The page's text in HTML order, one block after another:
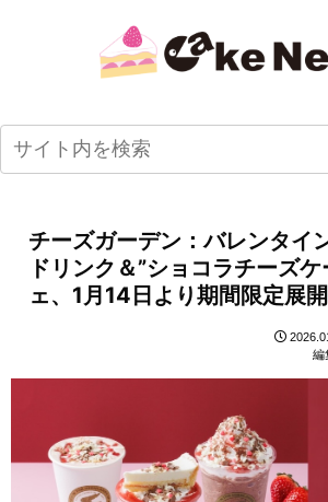
チーズガーデン：バレンタイ
ドリンク＆”ショコラチーズ
ェ、1月14日より期間限定展開
編